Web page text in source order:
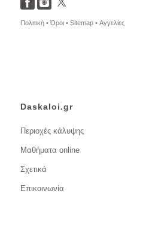
Πολιτική •Όροι • Sitemap • Αγγελίες
Daskaloi.gr
Περιοχές κάλυψης
Μαθήματα online
Σχετικά
Επικοινωνία